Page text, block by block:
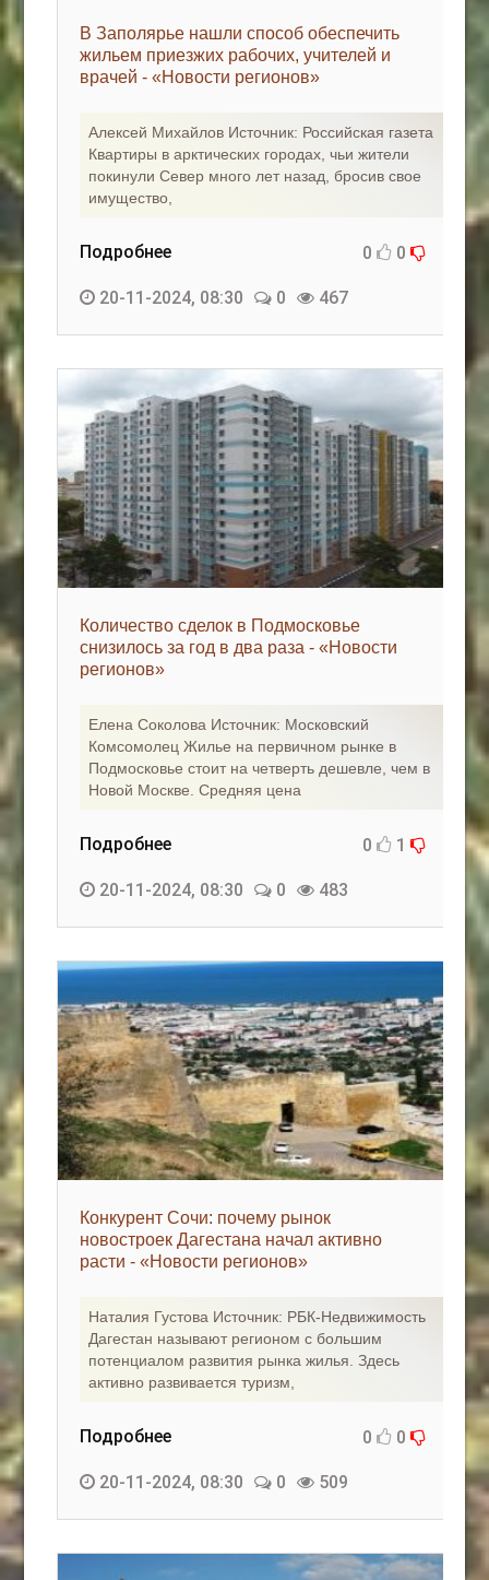
В Заполярье нашли способ обеспечить
жильем приезжих рабочих, учителей и
врачей - «Новости регионов»
Алексей Михайлов Источник: Российская газета
Квартиры в арктических городах, чьи жители
покинули Север много лет назад, бросив свое
имущество,
Подробнее 0 0
20-11-2024, 08:30 0 467
Количество сделок в Подмосковье
снизилось за год в два раза - «Новости
регионов»
Елена Соколова Источник: Московский
Комсомолец Жилье на первичном рынке в
Подмосковье стоит на четверть дешевле, чем в
Новой Москве. Средняя цена
Подробнее 0 1
20-11-2024, 08:30 0 483
Конкурент Сочи: почему рынок
новостроек Дагестана начал активно
расти - «Новости регионов»
Наталия Густова Источник: РБК-Недвижимость
Дагестан называют регионом с большим
потенциалом развития рынка жилья. Здесь
активно развивается туризм,
Подробнее 0 0
20-11-2024, 08:30 0 509